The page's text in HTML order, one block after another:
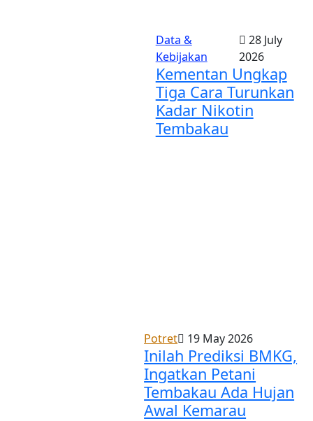
Data &
Kebijakan
28 July
2026
Kementan Ungkap
Tiga Cara Turunkan
Kadar Nikotin
Tembakau
Potret 19 May 2026
Inilah Prediksi BMKG,
Ingatkan Petani
Tembakau Ada Hujan
Awal Kemarau